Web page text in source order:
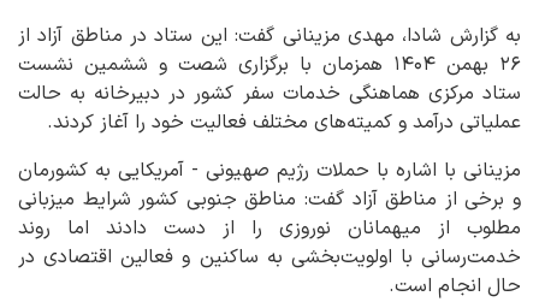
به گزارش شادا، مهدی مزینانی گفت: این ستاد در مناطق آزاد از
۲۶ بهمن ۱۴۰۴ همزمان با برگزاری شصت و ششمین نشست
ستاد مرکزی هماهنگی خدمات سفر کشور در دبیرخانه به حالت
عملیاتی درآمد و کمیته‌های مختلف فعالیت خود را آغاز کردند.
مزینانی با اشاره با حملات رژیم صهیونی - آمریکایی به کشورمان
و برخی از مناطق آزاد گفت: مناطق جنوبی کشور شرایط میزبانی
مطلوب از میهمانان نوروزی را از دست دادند اما روند
خدمت‌رسانی با اولویت‌بخشی به ساکنین و فعالین اقتصادی در
حال انجام است.